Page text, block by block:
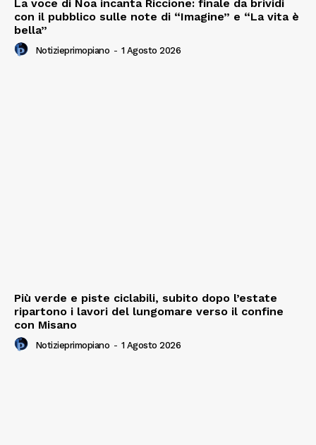
La voce di Noa incanta Riccione: finale da brividi
con il pubblico sulle note di “Imagine” e “La vita è
bella”
Notizieprimopiano - 1 Agosto 2026
Più verde e piste ciclabili, subito dopo l’estate
ripartono i lavori del lungomare verso il confine
con Misano
Notizieprimopiano - 1 Agosto 2026